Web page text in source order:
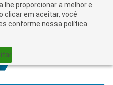
lhe proporcionar a melhor e
clicar em aceitar, você
conforme nossa política